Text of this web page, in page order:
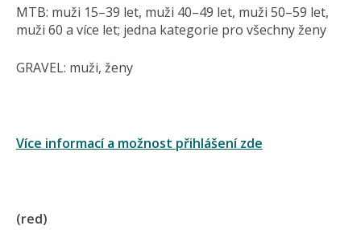
MTB: muži 15–39 let, muži 40–49 let, muži 50–59 let,
muži 60 a více let; jedna kategorie pro všechny ženy
GRAVEL: muži, ženy
Více informací a možnost přihlášení zde
(red)